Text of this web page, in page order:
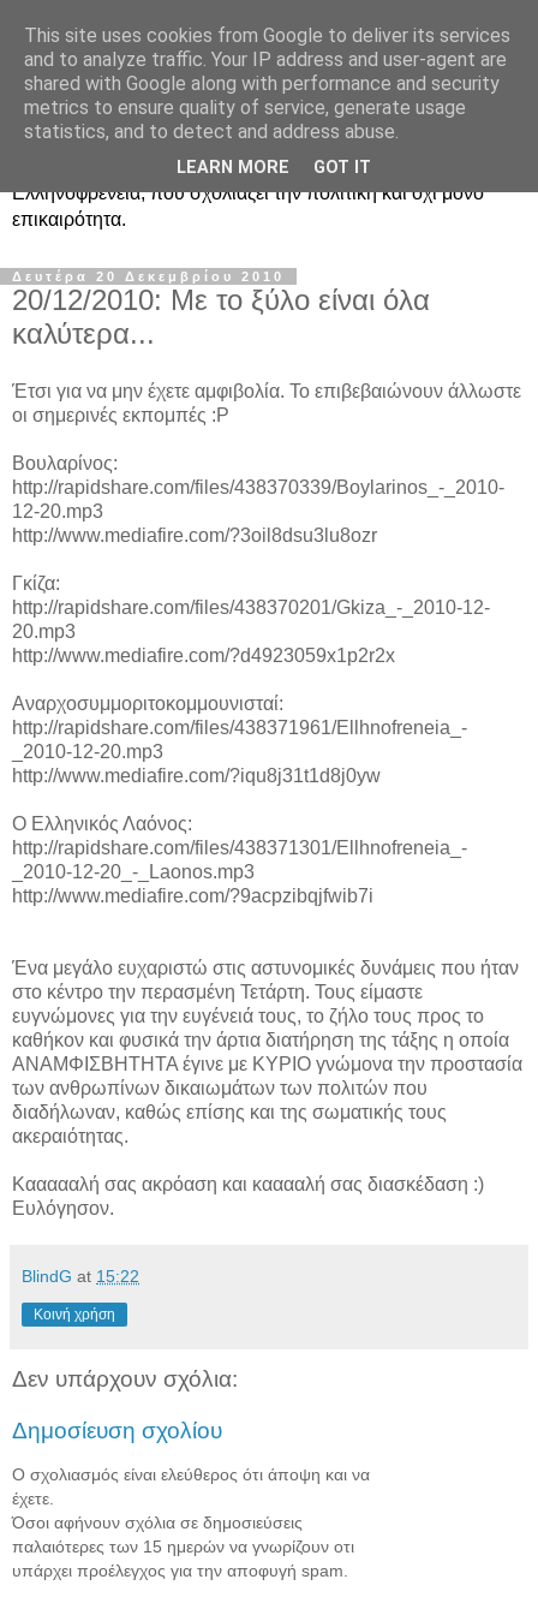
Ραδιοφωνική
Ελληνοφρένεια Unofficial
Η γνωστή ραδιοφωνική εκπομπή κατά κόσμον
Ελληνοφρένεια, που σχολιάζει την πολιτική και όχι μόνο
επικαιρότητα.
Δευτέρα 20 Δεκεμβρίου 2010
20/12/2010: Με το ξύλο είναι όλα
καλύτερα...
Έτσι για να μην έχετε αμφιβολία. Το επιβεβαιώνουν άλλωστε
οι σημερινές εκπομπές :P
Βουλαρίνος:
http://rapidshare.com/files/438370339/Boylarinos_-_2010-
12-20.mp3
http://www.mediafire.com/?3oil8dsu3lu8ozr
Γκίζα:
http://rapidshare.com/files/438370201/Gkiza_-_2010-12-
20.mp3
http://www.mediafire.com/?d4923059x1p2r2x
Αναρχοσυμμοριτοκομμουνισταί:
http://rapidshare.com/files/438371961/Ellhnofreneia_-
_2010-12-20.mp3
http://www.mediafire.com/?iqu8j31t1d8j0yw
Ο Ελληνικός Λαόνος:
http://rapidshare.com/files/438371301/Ellhnofreneia_-
_2010-12-20_-_Laonos.mp3
http://www.mediafire.com/?9acpzibqjfwib7i
Ένα μεγάλο ευχαριστώ στις αστυνομικές δυνάμεις που ήταν
στο κέντρο την περασμένη Τετάρτη. Τους είμαστε
ευγνώμονες για την ευγένειά τους, το ζήλο τους προς το
καθήκον και φυσικά την άρτια διατήρηση της τάξης η οποία
ΑΝΑΜΦΙΣΒΗΤΗΤΑ έγινε με ΚΥΡΙΟ γνώμονα την προστασία
των ανθρωπίνων δικαιωμάτων των πολιτών που
διαδήλωναν, καθώς επίσης και της σωματικής τους
ακεραιότητας.
Καααααλή σας ακρόαση και κααααλή σας διασκέδαση :)
Ευλόγησον.
BlindG at 15:22
Κοινή χρήση
Δεν υπάρχουν σχόλια:
Δημοσίευση σχολίου
Ο σχολιασμός είναι ελεύθερος ότι άποψη και να
έχετε.
Όσοι αφήνουν σχόλια σε δημοσιεύσεις
παλαιότερες των 15 ημερών να γνωρίζουν οτι
υπάρχει προέλεγχος για την αποφυγή spam.
This site uses cookies from Google to deliver its services
and to analyze traffic. Your IP address and user-agent are
shared with Google along with performance and security
metrics to ensure quality of service, generate usage
statistics, and to detect and address abuse.
LEARN MORE GOT IT